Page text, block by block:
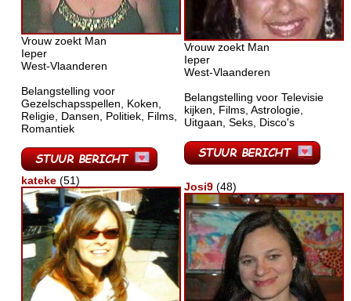
Vrouw zoekt Man
Ieper
West-Vlaanderen
Belangstelling voor
Gezelschapsspellen, Koken,
Religie, Dansen, Politiek, Films,
Romantiek
Vrouw zoekt Man
Ieper
West-Vlaanderen
Belangstelling voor Televisie
kijken, Films, Astrologie,
Uitgaan, Seks, Disco's
kateke (51) Josi9 (48)